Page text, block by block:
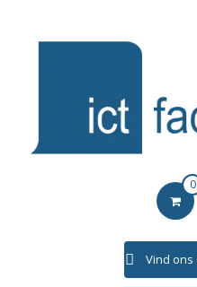
ICTFACTORY 0
Vind ons